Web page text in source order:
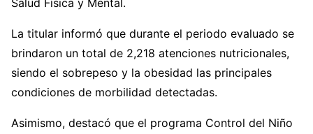
La titular informó que durante el periodo evaluado se
brindaron un total de 2,218 atenciones nutricionales,
siendo el sobrepeso y la obesidad las principales
condiciones de morbilidad detectadas.
Asimismo, destacó que el programa Control del Niño